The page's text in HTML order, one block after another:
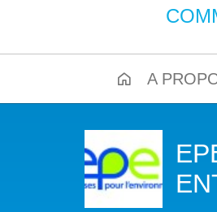
A
NOTRE
LES